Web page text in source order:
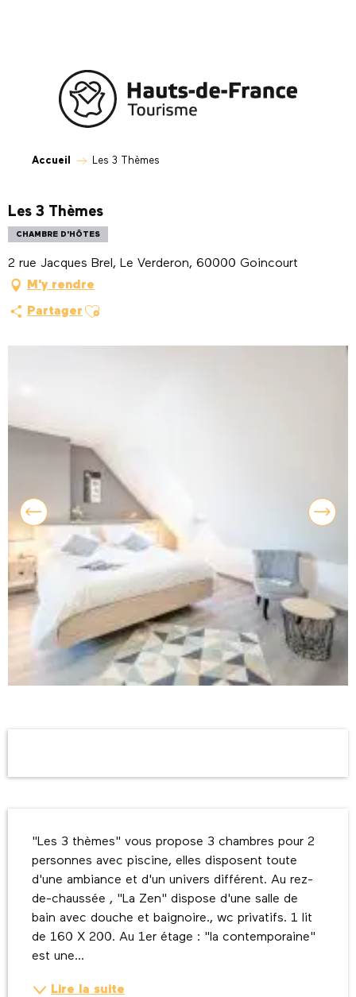
Accueil Les 3 Thèmes
Les 3 Thèmes
CHAMBRE D'HÔTES
2 rue Jacques Brel, Le Verderon, 60000 Goincourt
M'y rendre
Partager Ajouter aux favoris
"Les 3 thèmes" vous propose 3 chambres pour 2
personnes avec piscine, elles disposent toute
d'une ambiance et d'un univers différent. Au rez-
de-chaussée , "La Zen" dispose d'une salle de
bain avec douche et baignoire., wc privatifs. 1 lit
de 160 X 200. Au 1er étage : "la contemporaine"
est une...
Lire la suite